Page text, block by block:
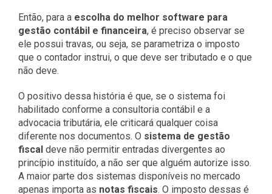
Então, para a escolha do melhor software para
gestão contábil e financeira, é preciso observar se
ele possui travas, ou seja, se parametriza o imposto
que o contador instrui, o que deve ser tributado e o que
não deve.
O positivo dessa história é que, se o sistema foi
habilitado conforme a consultoria contábil e a
advocacia tributária, ele criticará qualquer coisa
diferente nos documentos. O sistema de gestão
fiscal deve não permitir entradas divergentes ao
princípio instituído, a não ser que alguém autorize isso.
A maior parte dos sistemas disponíveis no mercado
apenas importa as notas fiscais. O imposto dessas é